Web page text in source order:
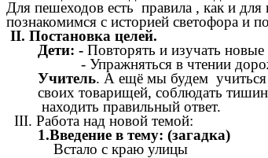
Для пешеходов есть правила , как и
познакомимся с историей светофора и
II. Постановка целей.
Дети: - Повторять и изучать
- Упражняться в чтении
Учитель. А ещё мы будем учиться
своих товарищей, соблюдать
находить правильный ответ.
III. Работа над новой темой:
1.Введение в тему: (загадка)
Встало с краю улицы